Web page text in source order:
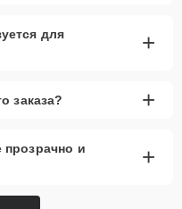
для
+
заказа? +
прозрачно и
+